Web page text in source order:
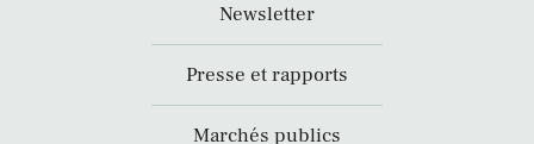
Newsletter
Presse et rapports
Marchés publics